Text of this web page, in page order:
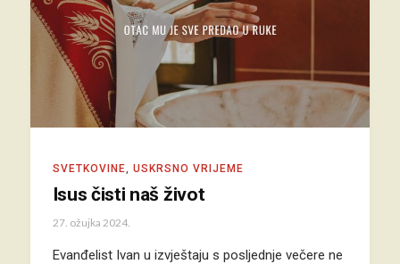
SVETKOVINE USKRSNO VRIJEME
Isus čisti naš život
27. ožujka 2024.
Evanđelist Ivan u izvještaju s posljednje večere ne